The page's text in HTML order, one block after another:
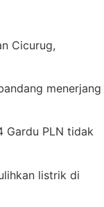
Cicurug,
menerjang
Gardu PLN tidak
listrik di